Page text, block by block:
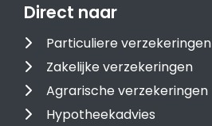
Direct naar
Particuliere verzekeringen
Zakelijke verzekeringen
Agrarische verzekeringen
Hypotheekadvies